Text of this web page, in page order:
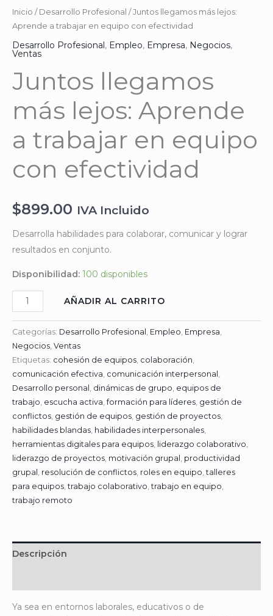
Inicio / Desarrollo Profesional / Juntos llegamos más lejos:
Aprende a trabajar en equipo con efectividad
Desarrollo Profesional, Empleo, Empresa, Negocios,
Ventas
Juntos llegamos
más lejos: Aprende
a trabajar en equipo
con efectividad
$899.00 IVA Incluido
Desarrolla habilidades para colaborar, comunicar y lograr
resultados en conjunto.
Disponibilidad: 100 disponibles
AÑADIR AL CARRITO
Categorías: Desarrollo Profesional Empleo Empresa
Negocios Ventas
Etiquetas: cohesión de equipos colaboración
comunicación efectiva comunicación interpersonal
Desarrollo personal
dinámicas de grupo equipos de
trabajo escucha activa ,formación para líderes gestión de
conflictos gestión de equipos gestión de proyectos
habilidades blandas habilidades interpersonales
herramientas digitales para equipos
liderazgo colaborativo
liderazgo de proyectos motivación grupal
productividad
grupal
resolución de conflictos roles en equipo ,talleres
para equipos ,trabajo colaborativo ,trabajo en equipo
trabajo remoto
Descripción
Ya sea en entornos laborales, educativos o de